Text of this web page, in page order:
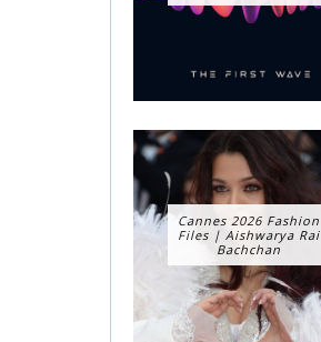
Cannes 2026 Fashion
Files | Aishwarya Rai
Bachchan